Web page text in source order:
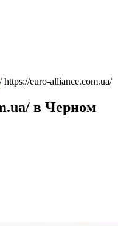
/https://euro-alliance.com.ua/
в Черном